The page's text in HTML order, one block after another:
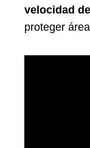
velocidad
proteger